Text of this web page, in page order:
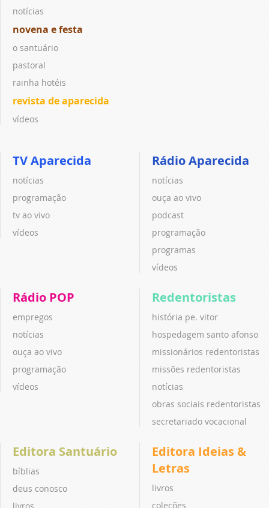
notícias
novena e festa
o santuário
pastoral
rainha hotéis
revista de aparecida
vídeos
TV Aparecida
notícias
programação
tv ao vivo
vídeos
Rádio Aparecida
notícias
ouça ao vivo
podcast
programação
programas
vídeos
Rádio POP
empregos
notícias
ouça ao vivo
programação
vídeos
Redentoristas
história pe. vitor
hospedagem santo afonso
missionários redentoristas
missões redentoristas
notícias
obras sociais redentoristas
secretariado vocacional
Editora Santuário
bíblias
deus conosco
livros
Editora Ideias &
Letras
livros
coleções